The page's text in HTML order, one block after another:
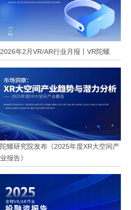
2026年2月VR/AR行业月报丨VR陀螺
陀螺研究院发布《2025年度XR大空间产
业报告》